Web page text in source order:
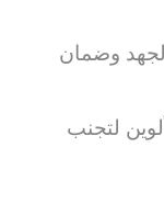
وضمان
لتجنب